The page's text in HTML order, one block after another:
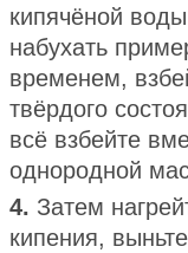
кипячёной
набухать
временем,
твёрдого
всё взбейте
однородной
4. Затем
кипения,